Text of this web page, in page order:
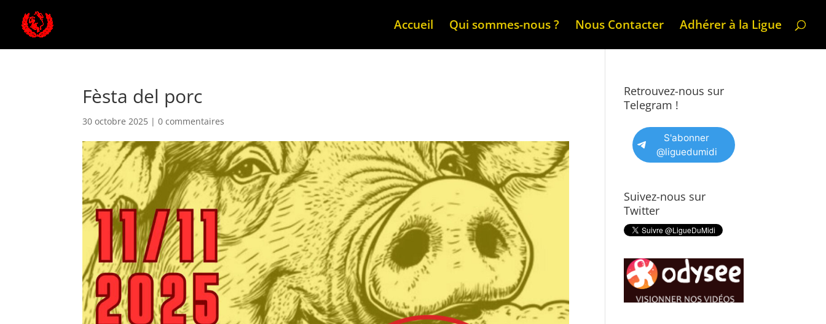
Accueil Qui sommes-nous ? Nous Contacter Adhérer à la Ligue
Fèsta del porc
30 octobre 2025 |0 commentaires
Retrouvez-nous sur
Telegram !
S'abonner
@liguedumidi
Suivez-nous sur
Twitter